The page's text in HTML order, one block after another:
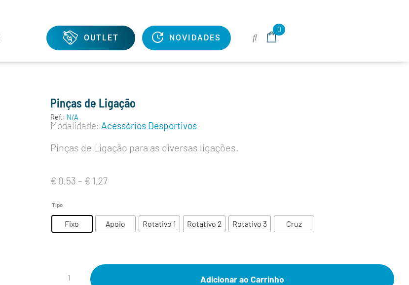
OUTLET NOVIDADES
0
Pinças de Ligação
Ref.: N/A
Modalidade: Acessórios Desportivos
Pinças de Ligação para as diversas ligações.
€ 0,53 – € 1,27
Tipo:
Fixo Apoio Rotativo 1 Rotativo 2 Rotativo 3 Cruz
Adicionar ao Carrinho